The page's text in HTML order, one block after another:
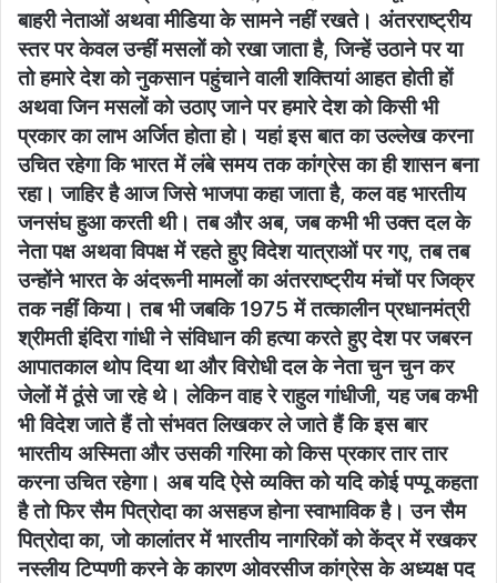
बाहरी नेताओं अथवा मीडिया के सामने नहीं रखते। अंतरराष्ट्रीय
स्तर पर केवल उन्हीं मसलों को रखा जाता है, जिन्हें उठाने पर या
तो हमारे देश को नुकसान पहुंचाने वाली शक्तियां आहत होती हों
अथवा जिन मसलों को उठाए जाने पर हमारे देश को किसी भी
प्रकार का लाभ अर्जित होता हो। यहां इस बात का उल्लेख करना
उचित रहेगा कि भारत में लंबे समय तक कांग्रेस का ही शासन बना
रहा। जाहिर है आज जिसे भाजपा कहा जाता है, कल वह भारतीय
जनसंघ हुआ करती थी। तब और अब, जब कभी भी उक्त दल के
नेता पक्ष अथवा विपक्ष में रहते हुए विदेश यात्राओं पर गए, तब तब
उन्होंने भारत के अंदरूनी मामलों का अंतरराष्ट्रीय मंचों पर जिक्र
तक नहीं किया। तब भी जबकि 1975 में तत्कालीन प्रधानमंत्री
श्रीमती इंदिरा गांधी ने संविधान की हत्या करते हुए देश पर जबरन
आपातकाल थोप दिया था और विरोधी दल के नेता चुन चुन कर
जेलों में ठूंसे जा रहे थे। लेकिन वाह रे राहुल गांधीजी, यह जब कभी
भी विदेश जाते हैं तो संभवत लिखकर ले जाते हैं कि इस बार
भारतीय अस्मिता और उसकी गरिमा को किस प्रकार तार तार
करना उचित रहेगा। अब यदि ऐसे व्यक्ति को यदि कोई पप्पू कहता
है तो फिर सैम पित्रोदा का असहज होना स्वाभाविक है। उन सैम
पित्रोदा का, जो कालांतर में भारतीय नागरिकों को केंद्र में रखकर
नस्लीय टिप्पणी करने के कारण ओवरसीज कांग्रेस के अध्यक्ष पद